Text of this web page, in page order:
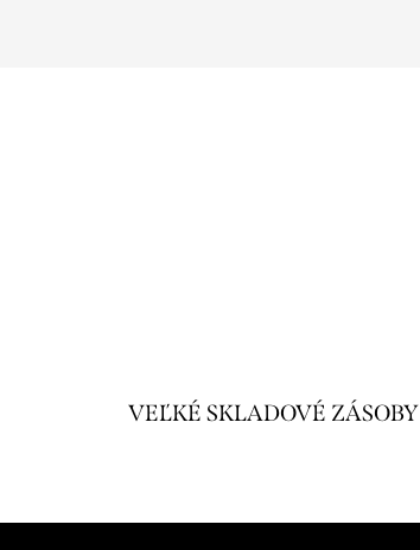
VEĽKÉ SKLADOVÉ ZÁSOBY